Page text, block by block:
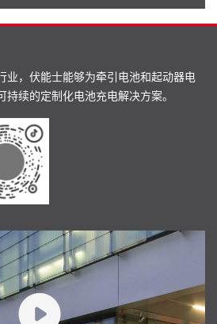
业，伏能士能够为牵引电池和起动器电
续的定制化电池充电解决方案。